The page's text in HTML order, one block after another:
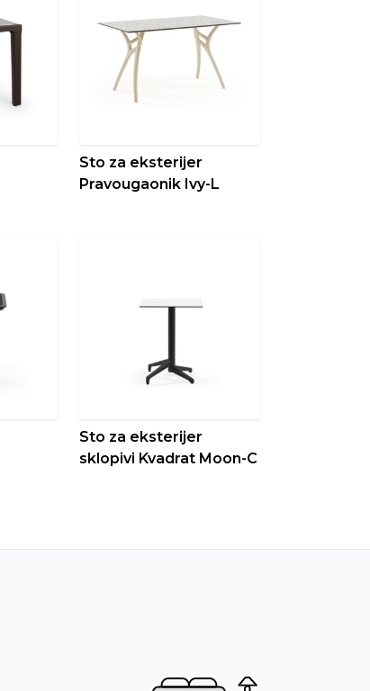
Sto za eksterijer
Pravougaonik Ivy-L
Sto za eksterijer
sklopivi Kvadrat Moon-C